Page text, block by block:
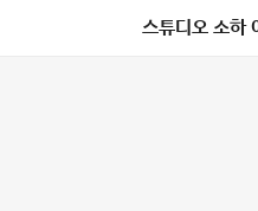
스튜디오 소하